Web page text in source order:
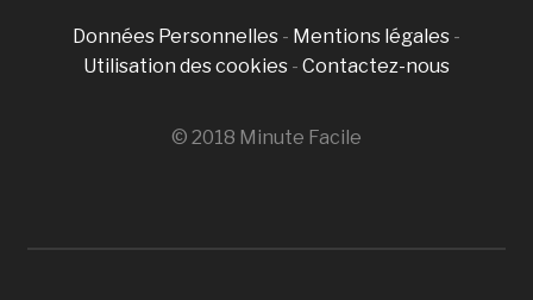
Données Personnelles - Mentions légales -
Utilisation des cookies - Contactez-nous
© 2018 Minute Facile